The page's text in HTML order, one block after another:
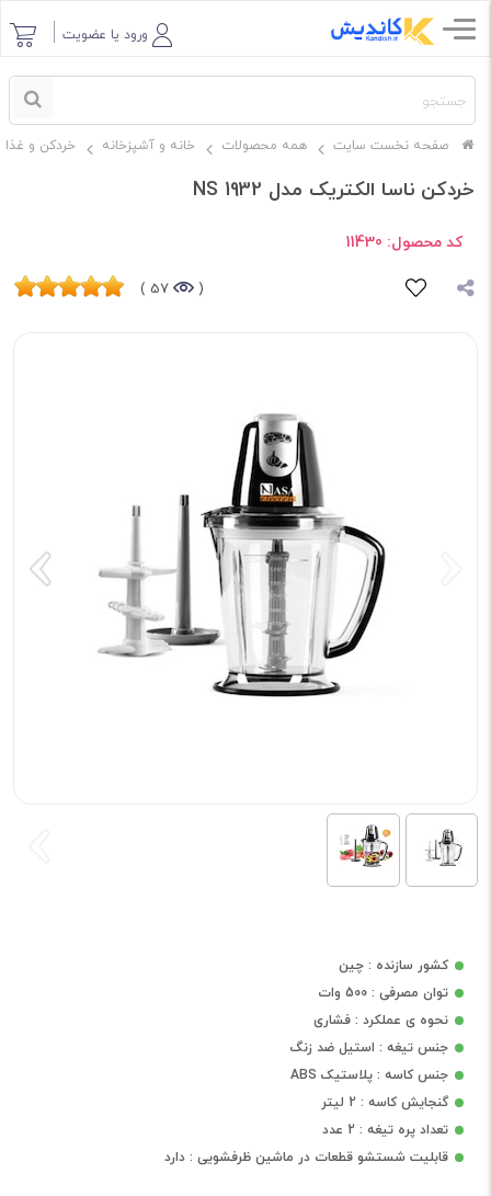
ورود یا عضویت
صفحه نخست سایت همه محصولات خانه و آشپزخانه خردکن و
خردکن ناسا الکتریک مدل NS 1932
کد محصول: 11430
(
57 )
کشور سازنده : چین
توان مصرفی : 500 وات
نحوه ی عملکرد : فشاری
جنس تیغه : استیل ضد زنگ
جنس کاسه : پلاستیک ABS
گنجایش کاسه : 2 لیتر
تعداد پره تیغه : 2 عدد
قابلیت شستشو قطعات در ماشین ظرفشویی : دارد